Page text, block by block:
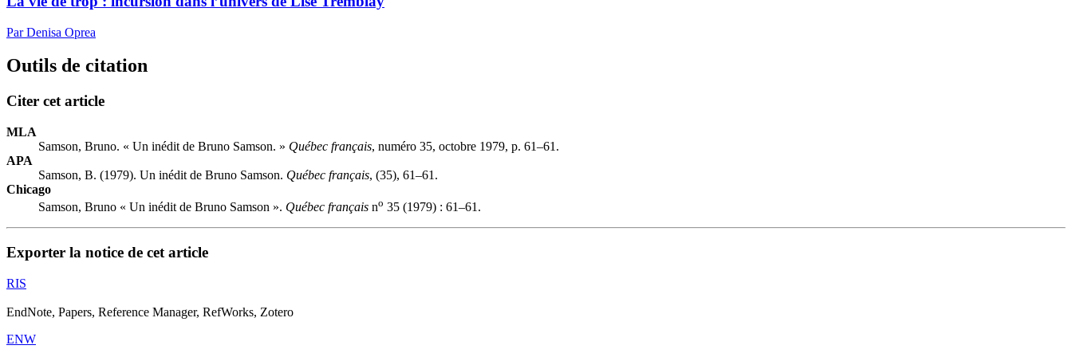
Par Denisa Oprea
Outils de citation
Citer cet article
MLA
Samson, Bruno. « Un inédit de Bruno Samson. » Québec français, numéro 35, octobre 1979, p. 61–61.
APA
Samson, B. (1979). Un inédit de Bruno Samson. Québec français, (35), 61–61.
Chicago
Samson, Bruno « Un inédit de Bruno Samson ». Québec français no 35 (1979) : 61–61.
Exporter la notice de cet article
RIS
EndNote, Papers, Reference Manager, RefWorks, Zotero
ENW